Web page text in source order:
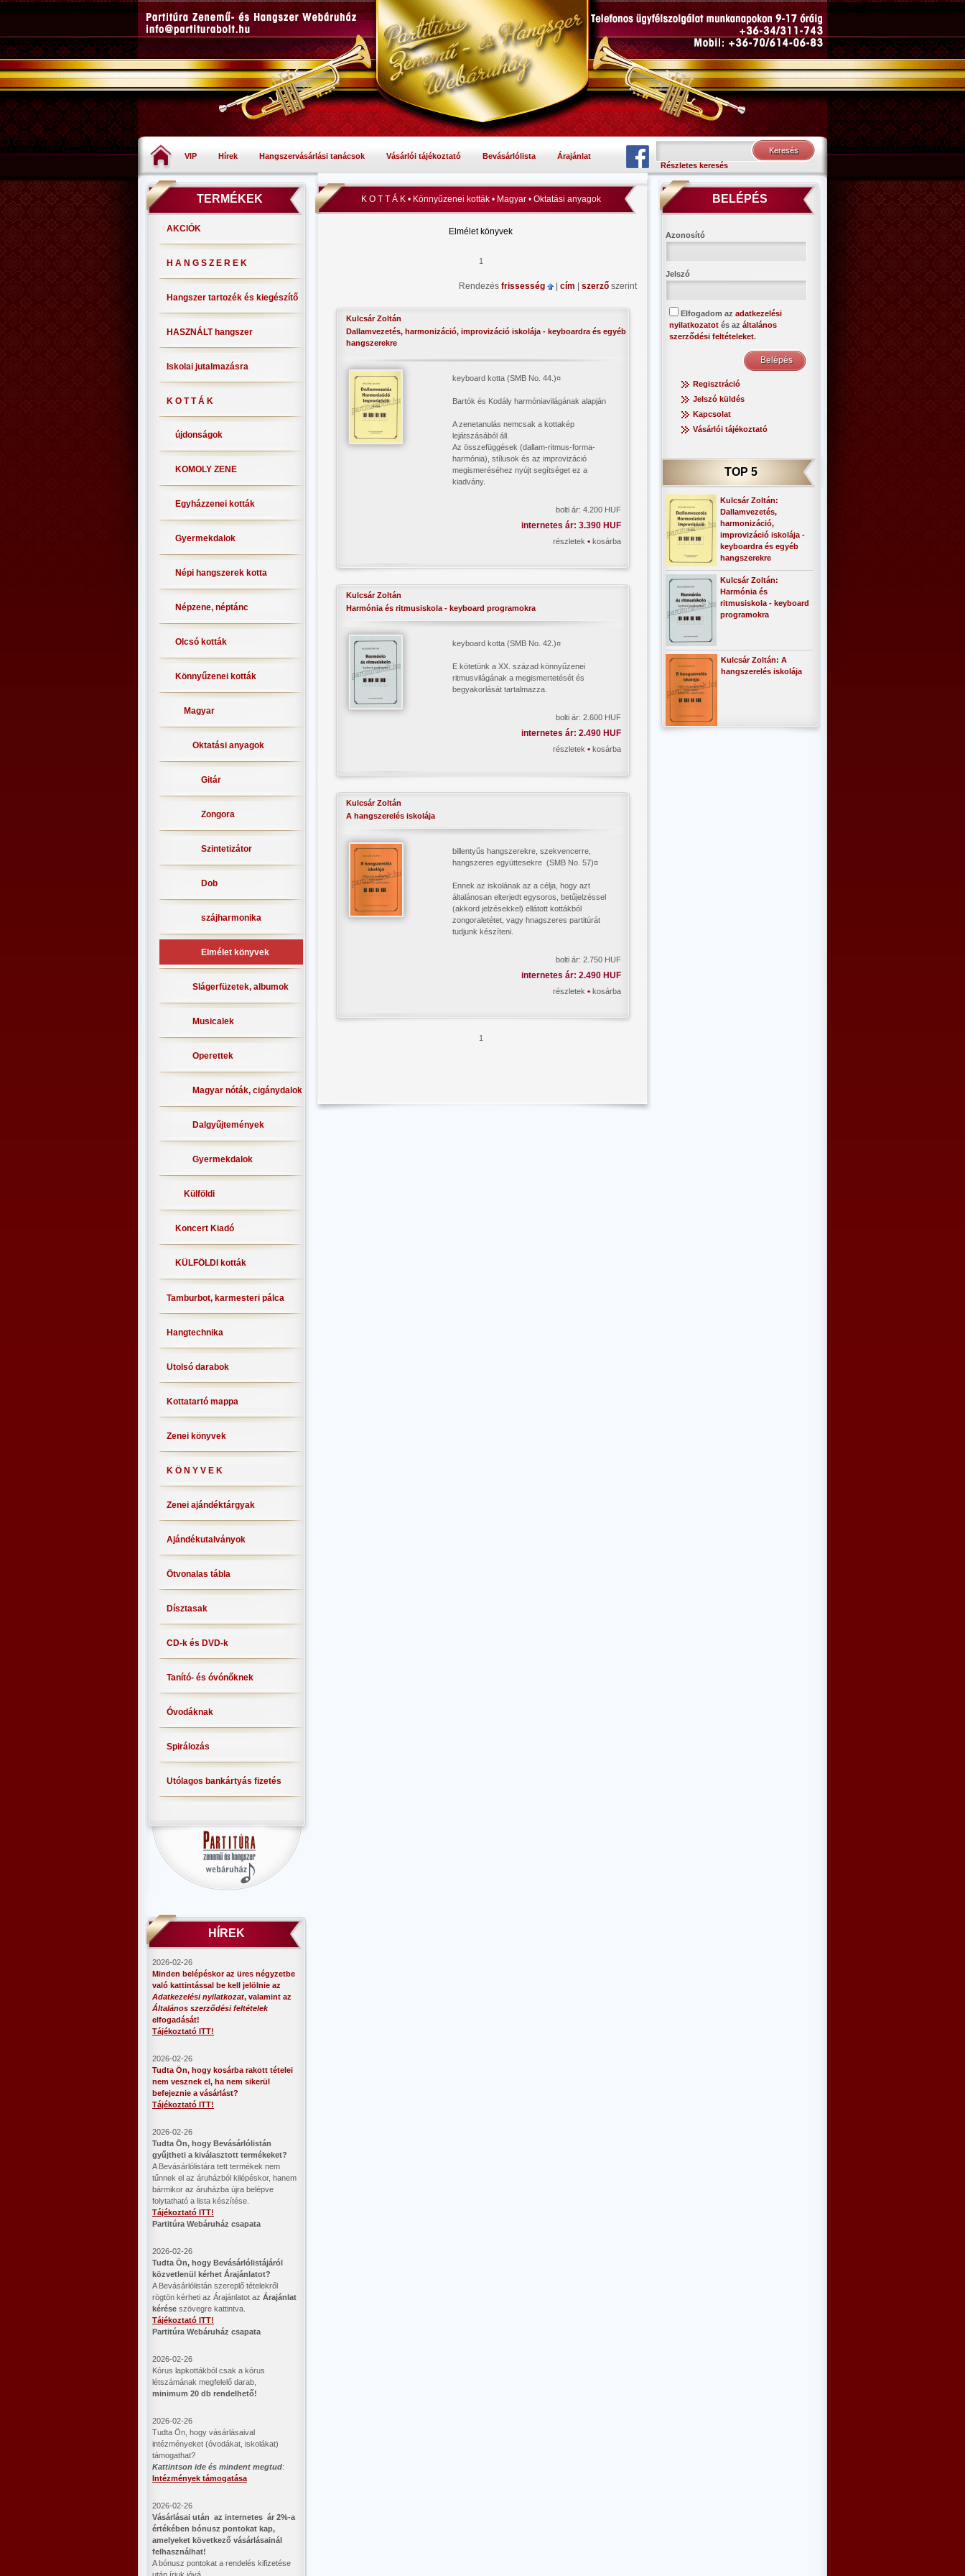
VIP Hírek Hangszervásárlási tanácsok Vásárlói tájékoztató Bevásárlólista
Árajánlat
Részletes keresés
TERMÉKEK
AKCIÓK
H A N G S Z E R E K
Hangszer tartozék és kiegészítő
HASZNÁLT hangszer
Iskolai jutalmazásra
K O T T Á K
újdonságok
KOMOLY ZENE
Egyházzenei kották
Gyermekdalok
Népi hangszerek kotta
Népzene, néptánc
Olcsó kották
Könnyűzenei kották
Magyar
Oktatási anyagok
Gitár
Zongora
Szintetizátor
Dob
szájharmonika
Elmélet könyvek
Slágerfüzetek, albumok
Musicalek
Operettek
Magyar nóták, cigánydalok
Dalgyűjtemények
Gyermekdalok
Külföldi
Koncert Kiadó
KÜLFÖLDI kották
Tamburbot, karmesteri pálca
Hangtechnika
Utolsó darabok
Kottatartó mappa
Zenei könyvek
K Ö N Y V E K
Zenei ajándéktárgyak
Ajándékutalványok
Ötvonalas tábla
Dísztasak
CD-k és DVD-k
Tanító- és óvónőknek
Óvodáknak
Spirálozás
Utólagos bankártyás fizetés
HÍREK
2026-02-26
Minden belépéskor az üres négyzetbe
való kattintással be kell jelölnie az
Adatkezelési nyilatkozat, valamint az
Általános szerződési feltételek
elfogadását!
Tájékoztató ITT!
2026-02-26
Tudta Ön, hogy kosárba rakott tételei
nem vesznek el, ha nem sikerül
befejeznie a vásárlást?
Tájékoztató ITT!
2026-02-26
​Tudta Ön, hogy Bevásárlólistán
gyűjtheti a kiválasztott termékeket?
A Bevásárlólistára tett termékek nem
tűnnek el az áruházból kilépéskor, hanem
bármikor az áruházba újra belépve
folytatható a lista készítése.
Tájékoztató ITT!
Partitúra Webáruház csapata
2026-02-26
​Tudta Ön, hogy Bevásárlólistájáról
közvetlenül kérhet Árajánlatot?
A Bevásárlólistán szereplő tételekről
rögtön kérheti az Árajánlatot az Árajánlat
kérése szövegre kattintva.
Tájékoztató ITT!
Partitúra Webáruház csapata
2026-02-26
Kórus lapkottákból csak a kórus
létszámának megfelelő darab,
minimum 20 db rendelhető!
2026-02-26
Tudta Ön, hogy vásárlásaival
intézményeket (óvodákat, iskolákat)
támogathat?
Kattintson ide és mindent megtud:
Intézmények támogatása
2026-02-26
Vásárlásai után az internetes ár 2%-a
értékében bónusz pontokat kap,
amelyeket következő vásárlásainál
felhasználhat!
A bónusz pontokat a rendelés kifizetése
K O T T Á K • Könnyűzenei kották • Magyar • Oktatási anyagok
Elmélet könyvek
1
Rendezés frissesség cím szerző szerint
Kulcsár Zoltán
Dallamvezetés, harmonizáció, improvizáció iskolája - keyboardra és egyéb
hangszerekre
keyboard kotta (SMB No. 44.)¤
Bartók és Kodály harmóniavilágának alapján
A zenetanulás nemcsak a kottakép
lejátszásából áll.
Az összefüggések (dallam-ritmus-forma-
harmónia), stílusok és az improvizáció
megismeréséhez nyújt segítséget ez a
kiadvány.
bolti ár: 4.200 HUF
internetes ár: 3.390 HUF
részletek • kosárba
Kulcsár Zoltán
Harmónia és ritmusiskola - keyboard programokra
keyboard kotta (SMB No. 42.)¤
E kötetünk a XX. század könnyűzenei
ritmusvilágának a megismertetését és
begyakorlását tartalmazza.
bolti ár: 2.600 HUF
internetes ár: 2.490 HUF
részletek • kosárba
Kulcsár Zoltán
A hangszerelés iskolája
billentyűs hangszerekre, szekvencerre,
hangszeres együttesekre (SMB No. 57)¤
Ennek az iskolának az a célja, hogy azt
általánosan elterjedt egysoros, betűjelzéssel
(akkord jelzésekkel) ellátott kottákból
zongoraletétet, vagy hnagszeres partitúrát
tudjunk készíteni.
bolti ár: 2.750 HUF
internetes ár: 2.490 HUF
részletek • kosárba
1
BELÉPÉS
Azonosító
Jelszó
Elfogadom az adatkezelési
nyilatkozatot és az általános
szerződési feltételeket.
Regisztráció
Jelszó küldés
Kapcsolat
Vásárlói tájékoztató
TOP 5
Kulcsár Zoltán:
Dallamvezetés,
harmonizáció,
improvizáció iskolája -
keyboardra és egyéb
hangszerekre
Kulcsár Zoltán:
Harmónia és
ritmusiskola - keyboard
programokra
Kulcsár Zoltán: A
hangszerelés iskolája